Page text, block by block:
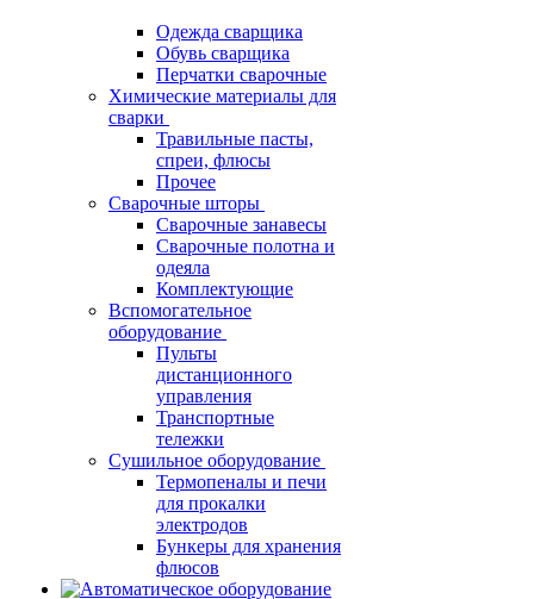
Одежда сварщика
Обувь сварщика
Перчатки сварочные
Химические материалы для
сварки
Травильные пасты,
спреи, флюсы
Прочее
Сварочные шторы
Сварочные занавесы
Сварочные полотна и
одеяла
Комплектующие
Вспомогательное
оборудование
Пульты
дистанционного
управления
Транспортные
тележки
Сушильное оборудование
Термопеналы и печи
для прокалки
электродов
Бункеры для хранения
флюсов